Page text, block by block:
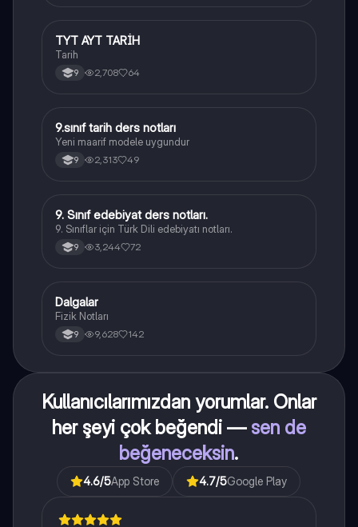
Tarih
TYT AYT TARİH
Tarih
9 2,708 64
Tarih
9.sınıf tarih ders notları
Yeni maarif modele uygundur
9 2,313 49
Türk Dili ve Edebiyatı
9. Sınıf edebiyat ders notları.
9. Sınıflar için Türk Dili edebiyatı notları.
9 3,244 72
Fizik
Dalgalar
Fizik Notları
9 9,628 142
Kullanıcılarımızdan yorumlar. Onlar
her şeyi çok beğendi — sen de
beğeneceksin.
4.6/5App Store 4.7/5Google Play